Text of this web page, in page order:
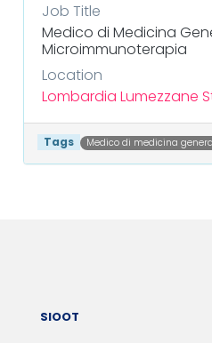
Job Title
Medico di Medicina
Microimmunoterapia
Location
Lombardia Lumezzane
Tags Medico di medicina
SIOOT